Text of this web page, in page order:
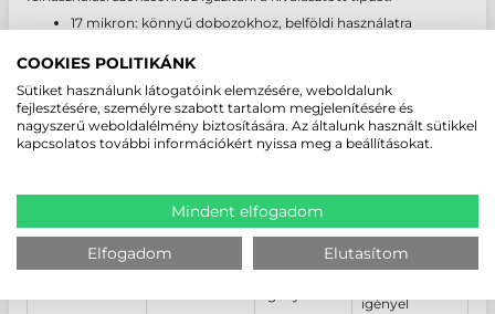
17 mikron: könnyű dobozokhoz, belföldi használatra
23 mikron: nehéz, sűrűn rétegzett raklapos árura, exporthoz
SZTRECCSFÓLIA VS. ALTERNATÍV
MEGOLDÁSOK
Tulajdonság Sztreccsfólia Zsugorfólia Pántolás
Gépet vagy
igényel
COOKIES POLITIKÁNK
Sütiket használunk látogatóink elemzésére, weboldalunk
fejlesztésére, személyre szabott tartalom megjelenítésére és
nagyszerű weboldalélmény biztosítására. Az általunk használt sütikkel
kapcsolatos további információkért nyissa meg a beállításokat.
Mindent elfogadom
Elfogadom Elutasítom